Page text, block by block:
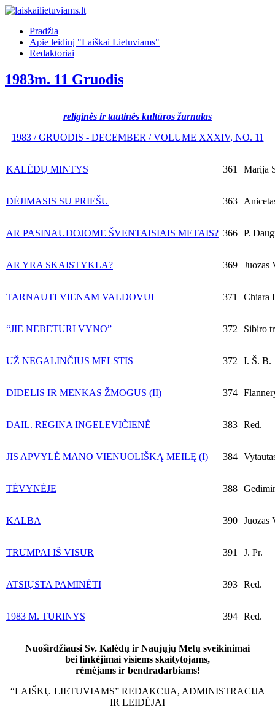
Pradžia
Apie leidinį "Laiškai Lietuviams"
Redaktoriai
1983m. 11 Gruodis
religinės ir tautinės kultūros žurnalas
1983 / GRUODIS - DECEMBER / VOLUME XXXIV, NO. 11
KALĖDŲ MINTYS 361 Marija
DĖJIMASIS SU PRIEŠU 363
AR PASINAUDOJOME ŠVENTAISIAIS METAIS? 366 P.
AR YRA SKAISTYKLA? 369 Juozas
TARNAUTI VIENAM VALDOVUI 371 Chiara
“JIE NEBETURI VYNO” 372 Sibiro
UŽ NEGALINČIUS MELSTIS 372 I. Š. B.
DIDELIS IR MENKAS ŽMOGUS (II) 374
DAIL. REGINA INGELEVIČIENĖ 383 Red.
JIS APVYLĖ MANO VIENUOLIŠKĄ MEILĘ (I) 384
TĖVYNĖJE 388
KALBA 390 Juozas
TRUMPAI IŠ VISUR 391 J. Pr.
ATSIŲSTA PAMINĖTI 393 Red.
1983 M. TURINYS 394 Red.
Nuoširdžiausi Sv. Kalėdų ir Naujųjų Metų sveikinimai
bei linkėjimai visiems skaitytojams,
rėmėjams ir bendradarbiams!
“LAIŠKŲ LIETUVIAMS” REDAKCIJA, ADMINISTRACIJA
IR LEIDĖJAI